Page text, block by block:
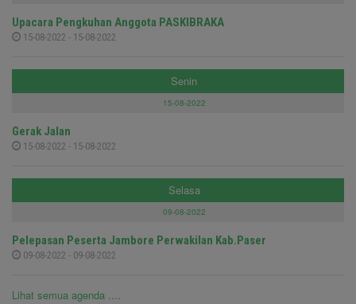
Upacara Pengkuhan Anggota PASKIBRAKA
15-08-2022 - 15-08-2022
Senin
15-08-2022
Gerak Jalan
15-08-2022 - 15-08-2022
Selasa
09-08-2022
Pelepasan Peserta Jambore Perwakilan Kab.Paser
09-08-2022 - 09-08-2022
Lihat semua agenda ....